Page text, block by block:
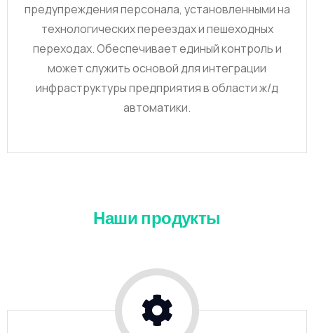
предупреждения персонала, установленными на
технологических переездах и пешеходных
переходах. Обеспечивает единый контроль и
может служить основой для интеграции
инфраструктуры предприятия в области ж/д
автоматики.
Наши продукты